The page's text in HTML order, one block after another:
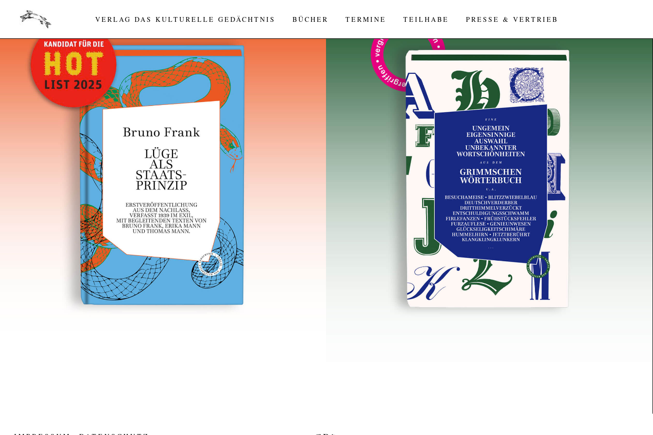
VERLAG DAS KULTURELLE GEDÄCHTNIS BÜCHER TERMINE TEILHABE PRESSE & VERTRIEB